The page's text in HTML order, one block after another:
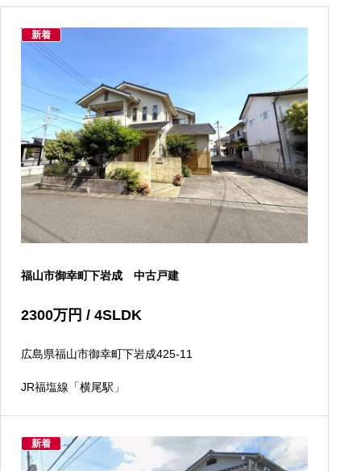
新着
福山市御幸町下岩成 中古戸建
2300万円 / 4SLDK
広島県福山市御幸町下岩成425-11
JR福塩線「横尾駅」
新着